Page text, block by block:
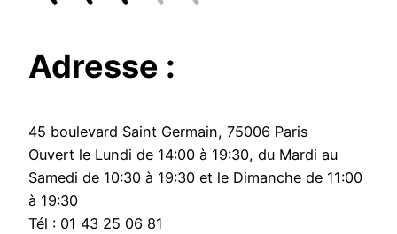
Adresse :
45 boulevard Saint Germain, 75006 Paris
Ouvert le Lundi de 14:00 à 19:30, du Mardi au
Samedi de 10:30 à 19:30 et le Dimanche de 11:00
à 19:30
Tél : 01 43 25 06 81